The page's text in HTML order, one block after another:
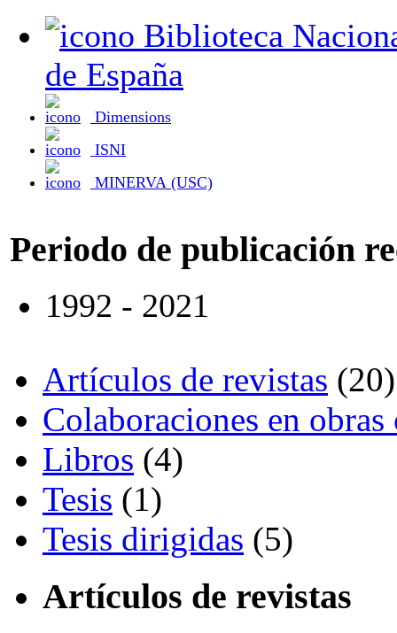
de España
Dimensions
ISNI
MINERVA (USC)
Periodo de publicación
1992 - 2021
Artículos de revistas (20)
Colaboraciones en
Libros (4)
Tesis (1)
Tesis dirigidas (5)
Artículos de revistas